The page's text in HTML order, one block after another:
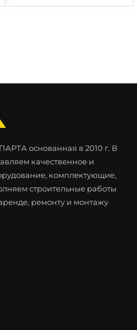
основанная в 2010 г. В
качественное и
комплектующие,
строительные работы
ремонту и монтажу